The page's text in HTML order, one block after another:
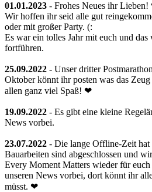
01.01.2023 - Frohes Neues ihr
Wir hoffen ihr seid alle gut
oder mit großer Party. (:
Es war ein tolles Jahr mit euch und
fortführen.
25.09.2022 - Unser dritter
Oktober könnt ihr posten was das
allen ganz viel Spaß! ❤
19.09.2022 - Es gibt eine kleine
News vorbei.
23.07.2022 - Die lange Offline-Zeit
Bauarbeiten sind abgeschlossen und
Every Moment Matters wieder für
unseren News vorbei, dort könnt ihr
müsst. ❤